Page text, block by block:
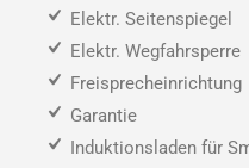
Elektr. Seitenspiegel
Elektr. Wegfahrsperre
Freisprecheinrichtung
Garantie
Induktionsladen für